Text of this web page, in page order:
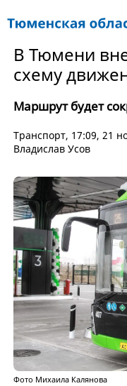
В Тюмени
схему
Маршрут будет
Транспорт, 17:09, 21
Владислав Усов
Фото Михаила Калянова